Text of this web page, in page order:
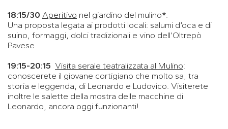
18:15/30 Aperitivo nel giardino del mulino*
Una proposta legata ai prodotti locali: salumi d’oca e di
suino, formaggi, dolci tradizionali e vino dell’Oltrepò
Pavese
19:15-20:15 Visita serale teatralizzata al Mulino:
conoscerete il giovane cortigiano che molto sa, tra
storia e leggenda, di Leonardo e Ludovico. Visiterete
inoltre le salette della mostra delle macchine di
Leonardo, ancora oggi funzionanti!